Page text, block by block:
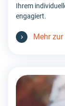
Ihrem
engagiert.
Mehr